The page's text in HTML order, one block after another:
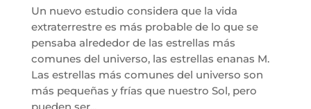
Un nuevo estudio considera que la vida
extraterrestre es más probable de lo que se
pensaba alrededor de las estrellas más
comunes del universo, las estrellas enanas M.
Las estrellas más comunes del universo son
más pequeñas y frías que nuestro Sol, pero
pueden ser...